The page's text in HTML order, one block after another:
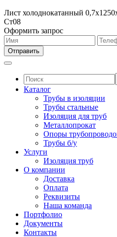
Лист холоднокатанный
Ст08
Оформить запрос
Поиск:
Каталог
Трубы в изоляции
Трубы стальные
Изоляция для труб
Металлопрокат
Опоры
Трубы б/у
Услуги
Изоляция труб
О компании
Доставка
Оплата
Реквизиты
Наша команда
Портфолио
Документы
Контакты